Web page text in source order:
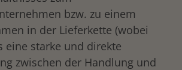
bzw. zu einem
in der Lieferkette (wobei
eine starke und direkte
zwischen der Handlung und